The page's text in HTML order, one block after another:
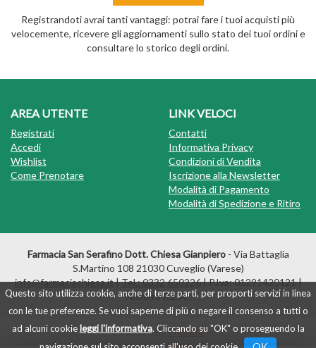
Questo sito utilizza cookie, anche di terze parti, per proporti servizi in linea
con le tue preferenze. Se vuoi saperne di più o negare il consenso a tutti o
ad alcuni cookieleggi l'informativa. Cliccando su "OK" o proseguendo la
Registrandoti avrai tanti vantaggi: potrai fare i tuoi acquisti più
velocemente, ricevere gli aggiornamenti sullo stato dei tuoi ordini e
consultare lo storico degli ordini.
AREA UTENTE
Registrati
Accedi
Wishlist
Come Prenotare
LINK VELOCI
Contatti
Informativa Privacy
Condizioni di Vendita
Iscrizione alla Newsletter
Modalità di Pagamento
Modalità di Spedizione e Ritiro
Farmacia San Serafino Dott. Chiesa Gianpiero - Via Battaglia
S.Martino 108 21030 Cuveglio (Varese)
info@farmaciachiesa.it|Tel.: 0332 650226| P.Iva: 01291420121 |
Numero R.E.A.:
Powered byPrenofa
Web DesignFulcri srl